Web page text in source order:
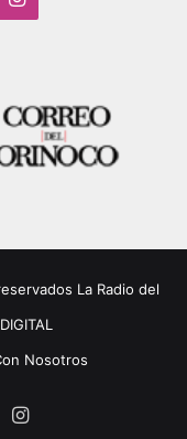
La Radio del
Nosotros
Instagram